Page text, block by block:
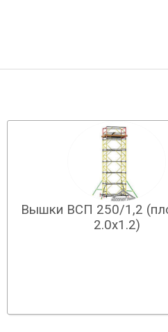
Вышки ВСП 250/1,2
2.0х1.2)